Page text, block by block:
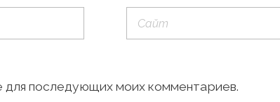
для последующих моих комментариев.